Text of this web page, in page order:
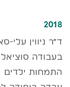
2018
ד״ר ניווין
בעבודה
התמחות ילדים